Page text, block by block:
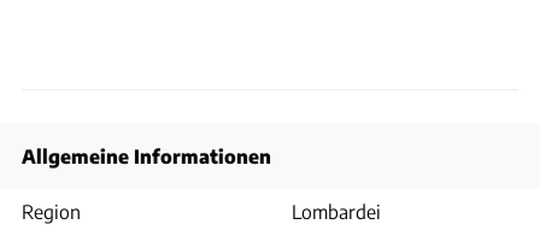
Allgemeine Informationen
Region
Lombardei